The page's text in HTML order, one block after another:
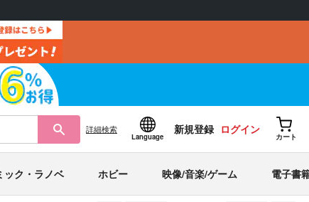
詳細検索
Language
新規登録 ログイン
カート
ック・ラノベ ホビー 映像/音楽/ゲーム 電子書